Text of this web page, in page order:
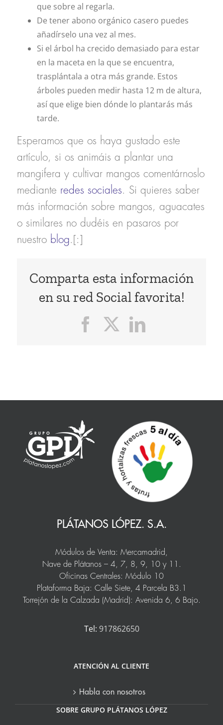
que sobre al regarla.
De tener abono orgánico casero puedes
añadírselo una vez al mes.
Si el árbol ha crecido demasiado para estar
en la maceta en la que se encuentra,
trasplántala a otra más grande. Estos
árboles pueden medir hasta 12 m de altura,
así que elige bien dónde lo plantarás más
tarde.
Esperamos que os haya gustado este
artículo, si os animáis a plantar una
mangifera y cultivar mangos comentárnoslo
mediante redes sociales. Si quieres saber
más información sobre mangos, aguacates
o similares no dudéis en pasaros por
nuestro blog.[:]
Comparta esta información
en su red Social favorita!
Facebook
X LinkedIn
PLÁTANOS LÓPEZ. S.A.
Módulos de Venta: Mercamadrid,
Nave de Plátanos – 4, 7, 8, 9, 10 y 11.
Oficinas Centrales: Módulo 10
Plataforma Baja: Calle Siete, 4 Parcela B3.1
Torrejón de la Calzada (Madrid): Avenida 6, 6 Bajo.
Tel: 917862650
ATENCIÓN AL CLIENTE
Habla con nosotros
SOBRE GRUPO PLÁTANOS LÓPEZ